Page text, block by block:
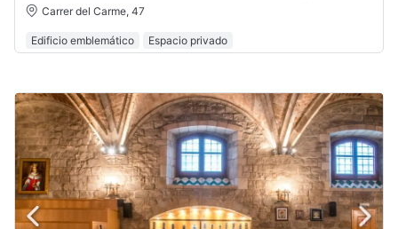
Carrer del Carme, 47
Edificio emblemático Espacio privado